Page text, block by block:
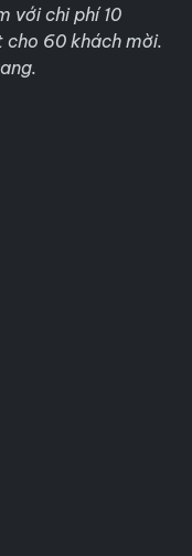
với chi phí 10
60 khách mời.